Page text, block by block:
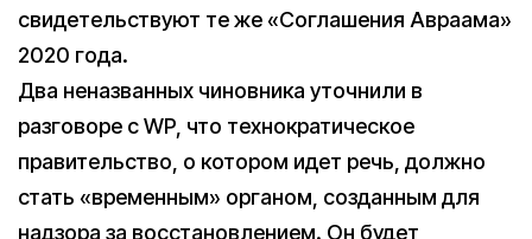
свидетельствуют те же «Соглашения Авраама»
2020 года.
Два неназванных чиновника уточнили в
разговоре с WP, что технократическое
правительство, о котором идет речь, должно
стать «временным» органом, созданным для
надзора за восстановлением. Он будет